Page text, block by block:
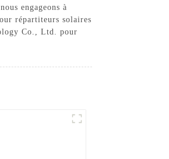
engageons à
répartiteurs solaires
Co., Ltd. pour